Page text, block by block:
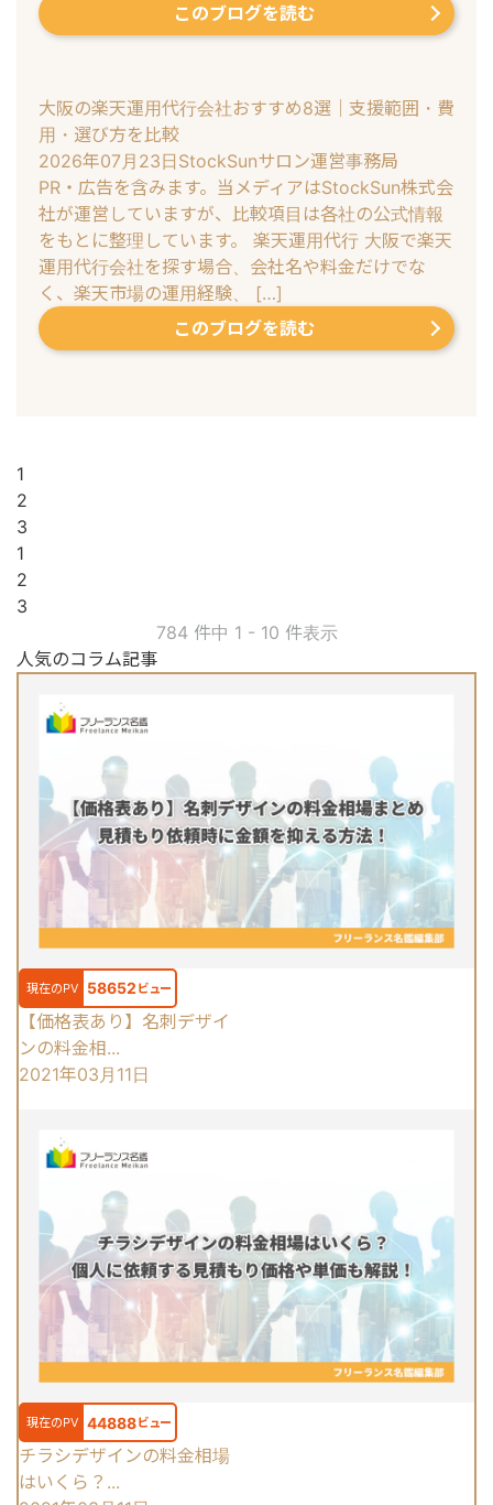
人気のコラム記事
現在のPV 58652 ビュー
【価格表あり】名刺デザイ
ンの料金相...
2021年03月11日
現在のPV 44888ビュー
チラシデザインの料金相場
はいくら？...
このブログを読む
大阪の楽天運用代行会社おすすめ8選｜支援範囲・費
用・選び方を比較
2026年07月23日StockSunサロン運営事務局
PR・広告を含みます。当メディアはStockSun株式会
社が運営していますが、比較項目は各社の公式情報
をもとに整理しています。 楽天運用代行 大阪で楽天
運用代行会社を探す場合、会社名や料金だけでな
く、楽天市場の運用経験、 […]
このブログを読む
1
2
3
1
2
3
784 件中 1 - 10 件表示